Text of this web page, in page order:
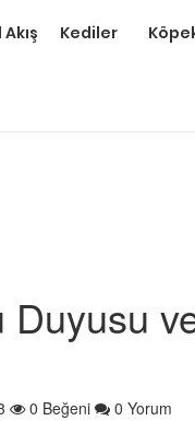
Kediler
Duyusu
0 Beğeni 0 Yorum